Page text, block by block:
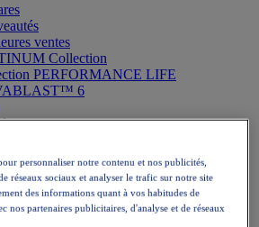
ventes
Collection
PERFORMANCE LIFE
6
personnaliser notre contenu et nos publicités,
réseaux sociaux et analyser le trafic sur notre site
des informations quant à vos habitudes de
nos partenaires publicitaires, d'analyse et de réseaux